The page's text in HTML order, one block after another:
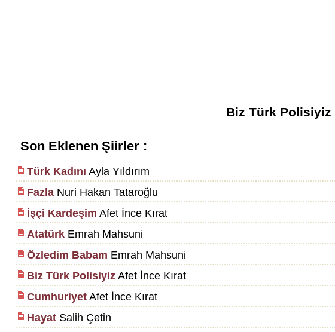
Biz Türk Polisiyiz
Son Eklenen Şiirler :
Türk Kadını Ayla Yıldırım
FazlaNuri Hakan Tataroğlu
İşçi Kardeşim Afet İnce Kırat
AtatürkEmrah Mahsuni
Özledim Babam Emrah Mahsuni
Biz Türk PolisiyizAfet İnce Kırat
CumhuriyetAfet İnce Kırat
HayatSalih Çetin